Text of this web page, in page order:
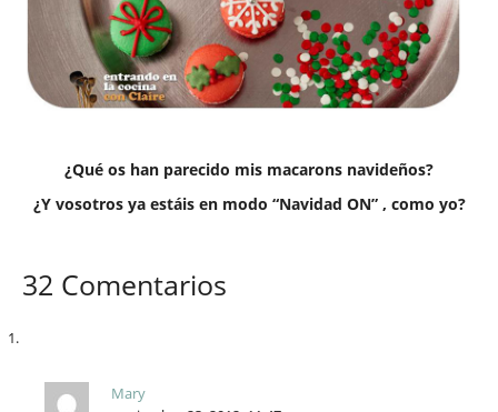
¿Qué os han parecido mis macarons navideños?
¿Y vosotros ya estáis en modo “Navidad ON” , como yo?
32 Comentarios
Mary